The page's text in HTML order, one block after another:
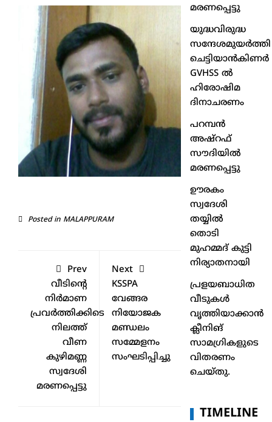
Posted in MALAPPURAM
Prev
വീടിന്റെ
നിർമാണ
പ്രവർത്തിക്കിടെ
നിലത്ത്
വീണ
കുഴിമണ്ണ
സ്വദേശി
മരണപ്പെട്ടു
Next
KSSPA
വേങ്ങര
നിയോജക
മണ്ഡലം
സമ്മേളനം
സംഘടിപ്പിച്ചു
മരണപ്പെട്ടു
യുദ്ധവിരുദ്ധ
സന്ദേശമുയർത്തി
ചെട്ടിയാൻകിണർ
GVHSS ൽ
ഹിരോഷിമ
ദിനാചരണം
പറമ്പൻ
അഷ്‌റഫ്
സൗദിയിൽ
മരണപ്പെട്ടു
ഊരകം
സ്വദേശി
തയ്യിൽ
തൊടി
മുഹമ്മദ് കുട്ടി
നിര്യാതനായി
പ്രളയബാധിത
വീടുകൾ
വൃത്തിയാക്കാൻ
ക്ലീനിങ്
സാമഗ്രികളുടെ
വിതരണം
ചെയ്തു.
TIMELINE